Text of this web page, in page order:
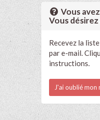
Vous
Vous
Recevez la
par e-mail.
instructions.
J'ai oublié mon